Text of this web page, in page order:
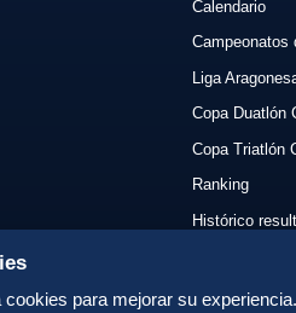
Calendario
Campeonatos
Liga
Copa Duatlón
Copa Triatlón
Ranking
Histórico
Normativas
para mejorar su